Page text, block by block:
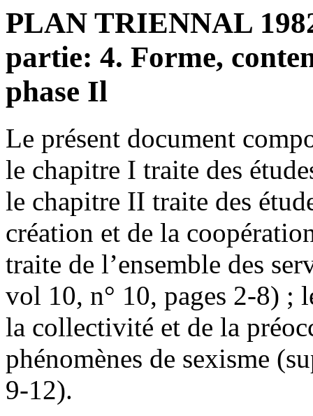
PLAN TRIENNAL
partie: 4. Forme,
phase Il
Le présent document
le chapitre I traite des
le chapitre II traite des
création et de la
traite de l’ensemble des
vol 10, n° 10, pages 2-8) ;
la collectivité et de la
phénomènes de sexisme
9-12).